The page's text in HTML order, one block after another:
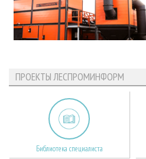
ПРОЕКТЫ ЛЕСПРОМИНФОРМ
Библиотека специалиста